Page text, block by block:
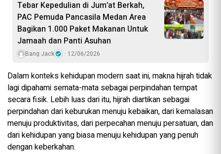
Tebar Kepedulian di Jum’at Berkah,
PAC Pemuda Pancasila Medan Area
Bagikan 1.000 Paket Makanan Untuk
Jamaah dan Panti Asuhan
Bang Jack 12/06/2026
Dalam konteks kehidupan modern saat ini, makna hijrah tidak
lagi dipahami semata-mata sebagai perpindahan tempat
secara fisik. Lebih luas dari itu, hijrah diartikan sebagai
perpindahan dari keburukan menuju kebaikan, dari kemalasan
menuju produktivitas, dari perpecahan menuju persatuan, dan
dari kehidupan yang biasa menuju kehidupan yang penuh
dengan keberkahan.